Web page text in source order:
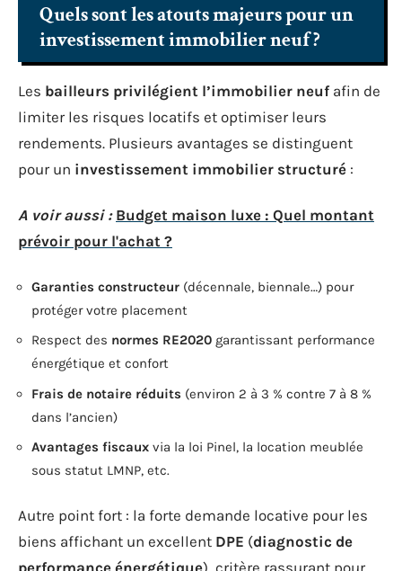
Quels sont les atouts majeurs pour un
investissement immobilier neuf ?
Les bailleurs privilégient l’immobilier neufafin de
limiter les risques locatifs et optimiser leurs
rendements. Plusieurs avantages se distinguent
pour un investissement immobilier structuré :
A voir aussi : Budget maison luxe : Quel montant
prévoir pour l'achat ?
Garanties constructeur (décennale, biennale…) pour
protéger votre placement
Respect des normes RE2020 garantissant performance
énergétique et confort
Frais de notaire réduits (environ 2 à 3 % contre 7 à 8 %
dans l’ancien)
Avantages fiscaux via la loi Pinel, la location meublée
sous statut LMNP, etc.
Autre point fort : la forte demande locative pour les
biens affichant un excellent DPE (diagnostic de
performance énergétique), critère rassurant pour